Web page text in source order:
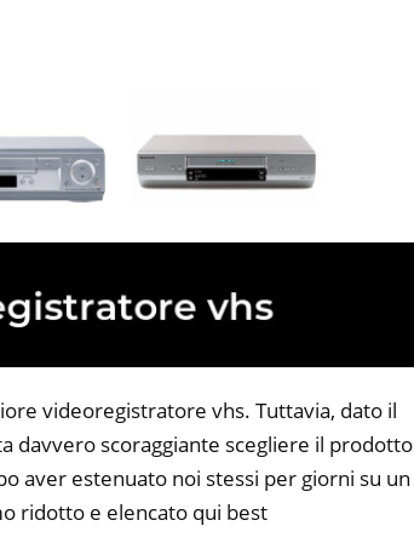
videoregistratore vhs. Tuttavia, dato il
davvero scoraggiante scegliere il prodotto
aver estenuato noi stessi per giorni su un
ridotto e elencato qui best